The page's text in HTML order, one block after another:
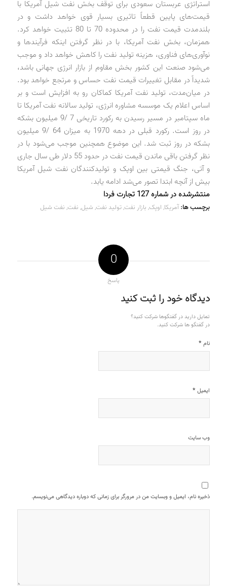
استراتژی عربستان سعودی برای توقف بخش نفت شیل آمریکا با
قیمت‌های پایین قطعاً تاثیری بسیار قوی خواهد داشت و در
بلندمدت قیمت نفت را در محدوده 70 تا 80 تثبیت خواهد کرد.
همزمان، بخش نفت آمریکا، با در نظر گرفتن اینکه فرآیندها و
نوآوری‌های فناوری، هزینه تولید نفت را کاهش خواهد داد و موجب
می‌شود صنعت این کشور بخش مقاوم از بازار انرژی جهانی باشد،
شدیداً در مقابل تغییرات قیمت نفت حساس و مرتجع خواهد بود.
در میان‌مدت، تولید نفت آمریکا کماکان رو به افزایش است و بر
اساس اعلام یک موسسه مشاوره انرژی، تولید سالانه نفت آمریکا تا
ماه سپتامبر در مسیر رسیدن به رکورد تاریخی 7 /9 میلیون بشکه
در روز است. رکورد قبلی در دهه 1970 به میزان 64 /9 میلیون
بشکه در روز ثبت شد. این موضوع همچنین موجب می‌شود با در
نظر گرفتن باقی ماندن قیمت نفت در حدود 55 دلار طی سال جاری
و آتی، جنگ قیمتی بین اوپک و تولیدکنندگان نفت شیل آمریکا
بیش از آنچه ابتدا تصور می‌شد ادامه یابد.
منتشرشده در شماره 127 تجارت فردا
برچسب ها:آمریکا,اوپک,بازار نفت,تولید نفت,شیل,نفت,نفت شیل
0
پاسخ
دیدگاه خود را ثبت کنید
تمایل دارید در گفتگوها شرکت کنید؟
در گفتگو ها شرکت کنید.
نام *
ایمیل *
وب‌ سایت
ذخیره نام، ایمیل و وبسایت من در مرورگر برای زمانی که دوباره دیدگاهی می‌نویسم.